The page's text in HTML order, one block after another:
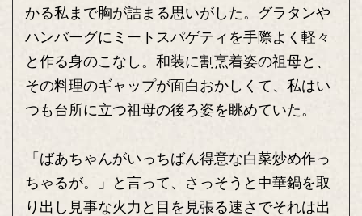
かる私まで胸が詰まる思いがした。グラタンや
ハンバーグにミートスパゲティを手際よく軽々
と作る身のこなし。和装に割烹着姿の祖母と、
その料理のギャップが面白おかしくて、私はい
つも台所に立つ祖母の後ろ姿を眺めていた。
「ばあちゃんがいっちばん得意な白菜炒め作っ
ちゃるが。」と言って、さっそうと中華鍋を取
り出し見事な火力と目を見張る速さでそれは出